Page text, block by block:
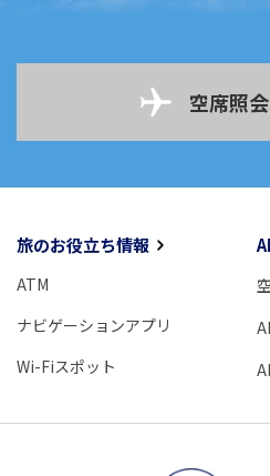
空席照
旅のお役立ち情報
ATM
ナビゲーションアプリ
Wi-Fiスポット